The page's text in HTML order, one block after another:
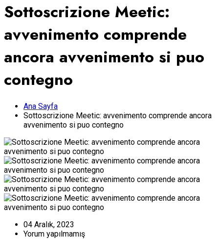
Sottoscrizione Meetic:
avvenimento comprende
ancora avvenimento si puo
contegno
Ana Sayfa
Sottoscrizione Meetic: avvenimento comprende ancora
avvenimento si puo contegno
04 Aralık, 2023
Yorum yapılmamış